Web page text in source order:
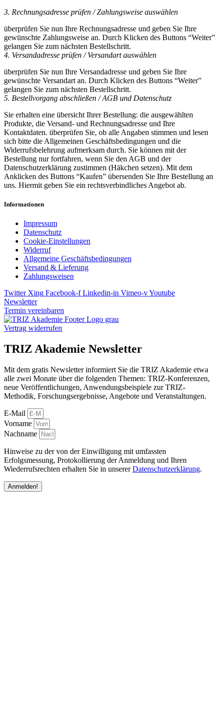
3. Rechnungsadresse prüfen / Zahlungsweise auswählen
überprüfen Sie nun Ihre Rechnungsadresse und geben Sie Ihre
gewünschte Zahlungsweise an. Durch Klicken des Buttons “Weiter”
gelangen Sie zum nächsten Bestellschritt.
4. Versandadresse prüfen / Versandart auswählen
überprüfen Sie nun Ihre Versandadresse und geben Sie Ihre
gewünschte Versandart an. Durch Klicken des Buttons “Weiter”
gelangen Sie zum nächsten Bestellschritt.
5. Bestellvorgang abschließen / AGB und Datenschutz
Sie erhalten eine übersicht Ihrer Bestellung: die ausgewählten
Produkte, die Versand- und Rechnungsadresse und Ihre
Kontaktdaten. überprüfen Sie, ob alle Angaben stimmen und lesen
sich bitte die Allgemeinen Geschäftsbedingungen und die
Widerrufsbelehrung aufmerksam durch. Sie können mit der
Bestellung nur fortfahren, wenn Sie den AGB und der
Datenschutzerklärung zustimmen (Häkchen setzen). Mit dem
Anklicken des Buttons “Kaufen” übersenden Sie Ihre Bestellung an
uns. Hiermit geben Sie ein rechtsverbindliches Angebot ab.
Informationen
Impressum
Datenschutz
Cookie-Einstellungen
Widerruf
Allgemeine Geschäftsbedingungen
Versand & Lieferung
Zahlungsweisen
Twitter Xing Facebook-f Linkedin-in Vimeo-vYoutube
Newsletter
Termin vereinbaren
Vertrag widerrufen
TRIZ Akademie Newsletter
Mit dem gratis Newsletter informiert Sie die TRIZ Akademie etwa
alle zwei Monate über die folgenden Themen: TRIZ-Konferenzen,
neue Veröffentlichungen, Anwendungsbeispiele zur TRIZ-
Methodik, Forschungsergebnisse, Angebote und Veranstaltungen.
E-Mail
Vorname
Nachname
Hinweise zu der von der Einwilligung mit umfassten
Erfolgsmessung, Protokollierung der Anmeldung und Ihren
Wiederrufsrechten erhalten Sie in unsererDatenschutzerklärung.
Anmelden!